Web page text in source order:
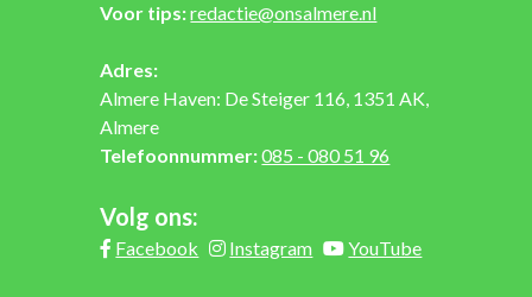
Voor tips:redactie@onsalmere.nl
Adres:
Almere Haven: De Steiger 116, 1351 AK,
Almere
Telefoonnummer:085 - 080 51 96
Volg ons:
Facebook Instagram YouTube